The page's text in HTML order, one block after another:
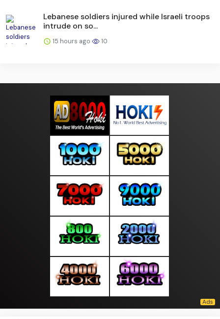
Lebanese soldiers injured while Israeli troops
intrude on so...
15 hours ago 10